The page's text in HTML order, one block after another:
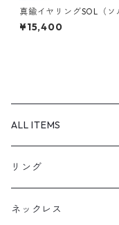
真鍮イヤリングSOL（ソ
¥15,400
ALL ITEMS
リング
天然石1点ものリング
ネックレス